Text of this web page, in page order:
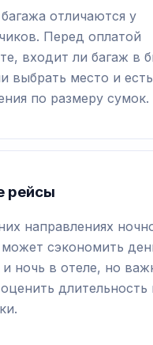
отличаются у
Перед оплатой
входит ли багаж в
выбрать место и
по размеру сумок.
рейсы
направлениях
может сэкономить
и ночь в отеле, но
длительность